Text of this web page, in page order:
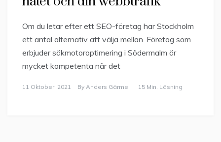
Om du letar efter ett SEO-företag har Stockholm
ett antal alternativ att välja mellan. Företag som
erbjuder sökmotoroptimering i Södermalm är
mycket kompetenta när det
11 Oktober, 2021 By Anders Gärme 15 Min. Läsning